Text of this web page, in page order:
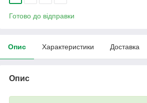
Готово до відправки
Опис Характеристики Доставка
Опис